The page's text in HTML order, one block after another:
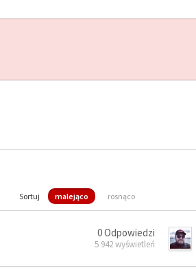
Sortuj malejąco rosnąco
0 Odpowiedzi
5 942 wyświetleń